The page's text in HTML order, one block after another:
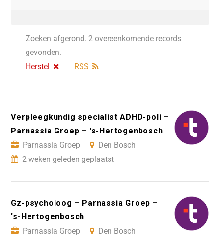
Zoeken afgerond. 2 overeenkomende records
gevonden.
Herstel
RSS
Verpleegkundig specialist ADHD-poli –
Parnassia Groep – 's-Hertogenbosch
Parnassia Groep
Den Bosch
2 weken geleden geplaatst
Gz-psycholoog – Parnassia Groep –
's-Hertogenbosch
Parnassia Groep
Den Bosch